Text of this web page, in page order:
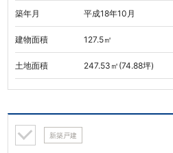
築年月 平成18年10月
建物面積 127.5㎡
土地面積 247.53㎡(74.88坪)
新築戸建